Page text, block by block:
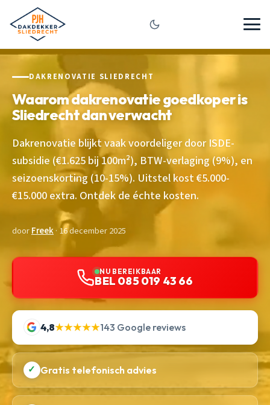
DAKRENOVATIE SLIEDRECHT
Waarom dakrenovatie goedkoper is
Sliedrecht dan verwacht
Dakrenovatie blijkt vaak voordeliger door ISDE-
subsidie (€1.625 bij 100m²), BTW-verlaging (9%), en
seizoenskorting (10-15%). Uitstel kost €5.000-
€15.000 extra. Ontdek de échte kosten.
doorFreek· 16 december 2025
NU BEREIKBAAR
BEL 085 019 43 66
4,8★★★★★143 Google reviews
✓ Gratis telefonisch advies